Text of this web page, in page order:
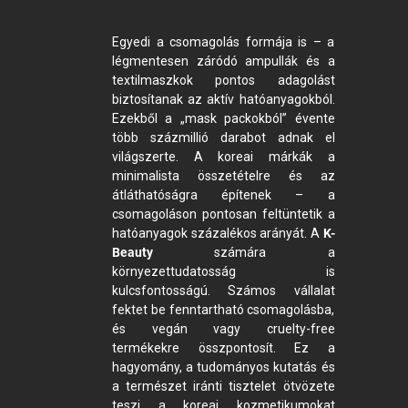
Egyedi a csomagolás formája is – a
légmentesen záródó ampullák és a
textilmaszkok pontos adagolást
biztosítanak az aktív hatóanyagokból.
Ezekből a „mask packokból” évente
több százmillió darabot adnak el
világszerte. A koreai márkák a
minimalista összetételre és az
átláthatóságra építenek – a
csomagoláson pontosan feltüntetik a
hatóanyagok százalékos arányát. A K-
Beauty számára a
környezettudatosság is
kulcsfontosságú. Számos vállalat
fektet be fenntartható csomagolásba,
és vegán vagy cruelty-free
termékekre összpontosít. Ez a
hagyomány, a tudományos kutatás és
a természet iránti tisztelet ötvözete